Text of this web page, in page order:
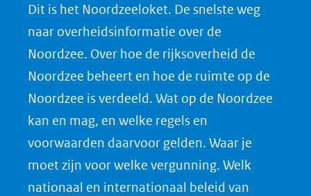
o
p
F
a
c
e
b
o
o
o
p
L
i
n
k
e
d
I
o
p
X
(opent
in
nieuw
venster)
(verwijst
naar
o
a
d
P
D
F
Dit is het Noordzeeloket. De snelste weg
naar overheidsinformatie over de
Noordzee. Over hoe de rijksoverheid de
Noordzee beheert en hoe de ruimte op de
Noordzee is verdeeld. Wat op de Noordzee
kan en mag, en welke regels en
voorwaarden daarvoor gelden. Waar je
moet zijn voor welke vergunning. Welk
nationaal en internationaal beleid van